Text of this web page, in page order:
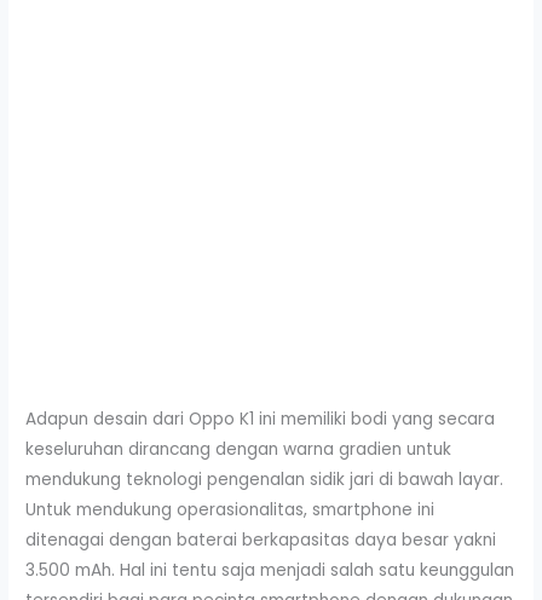
Adapun desain dari Oppo K1 ini memiliki bodi yang secara
keseluruhan dirancang dengan warna gradien untuk
mendukung teknologi pengenalan sidik jari di bawah layar.
Untuk mendukung operasionalitas, smartphone ini
ditenagai dengan baterai berkapasitas daya besar yakni
3.500 mAh. Hal ini tentu saja menjadi salah satu keunggulan